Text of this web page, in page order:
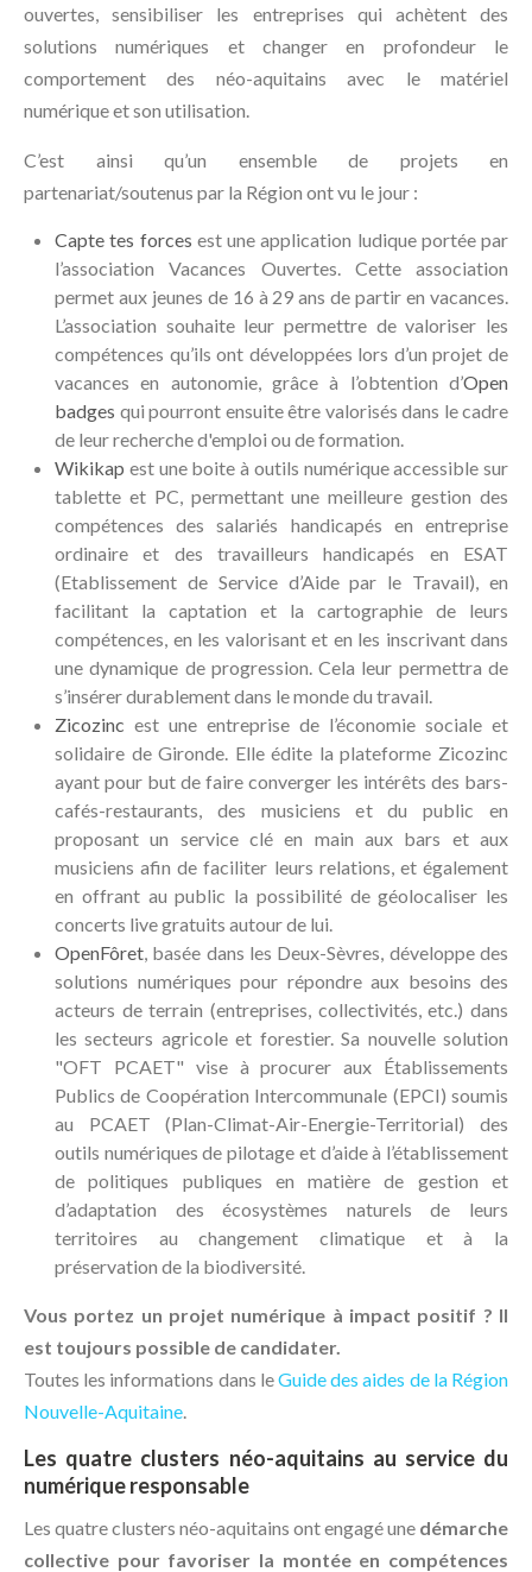
ouvertes, sensibiliser les entreprises qui achètent des
solutions numériques et changer en profondeur le
comportement des néo-aquitains avec le matériel
numérique et son utilisation.
C’est ainsi qu’un ensemble de projets en
partenariat/soutenus par la Région ont vu le jour :
Capte tes forces est une application ludique portée par
l’association Vacances Ouvertes. Cette association
permet aux jeunes de 16 à 29 ans de partir en vacances.
L’association souhaite leur permettre de valoriser les
compétences qu’ils ont développées lors d’un projet de
vacances en autonomie, grâce à l’obtention d’Open
badges qui pourront ensuite être valorisés dans le cadre
de leur recherche d'emploi ou de formation.
Wikikap est une boite à outils numérique accessible sur
tablette et PC, permettant une meilleure gestion des
compétences des salariés handicapés en entreprise
ordinaire et des travailleurs handicapés en ESAT
(Etablissement de Service d’Aide par le Travail), en
facilitant la captation et la cartographie de leurs
compétences, en les valorisant et en les inscrivant dans
une dynamique de progression. Cela leur permettra de
s’insérer durablement dans le monde du travail.
Zicozinc est une entreprise de l’économie sociale et
solidaire de Gironde. Elle édite la plateforme Zicozinc
ayant pour but de faire converger les intérêts des bars-
cafés-restaurants, des musiciens et du public en
proposant un service clé en main aux bars et aux
musiciens afin de faciliter leurs relations, et également
en offrant au public la possibilité de géolocaliser les
concerts live gratuits autour de lui.
OpenFôret , basée dans les Deux-Sèvres, développe des
solutions numériques pour répondre aux besoins des
acteurs de terrain (entreprises, collectivités, etc.) dans
les secteurs agricole et forestier. Sa nouvelle solution
"OFT PCAET" vise à procurer aux Établissements
Publics de Coopération Intercommunale (EPCI) soumis
au PCAET (Plan-Climat-Air-Energie-Territorial) des
outils numériques de pilotage et d’aide à l’établissement
de politiques publiques en matière de gestion et
d’adaptation des écosystèmes naturels de leurs
territoires au changement climatique et à la
préservation de la biodiversité.
Vous portez un projet numérique à impact positif ? Il
est toujours possible de candidater.
Toutes les informations dans leGuide des aides de la Région
Nouvelle-Aquitaine
Les quatre clusters néo-aquitains au service du
numérique responsable
Les quatre clusters néo-aquitains ont engagé une démarche
collective pour favoriser la montée en compétences